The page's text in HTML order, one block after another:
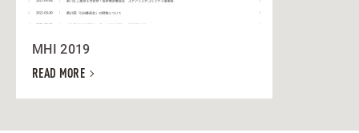
MHI 2019
READ MORE